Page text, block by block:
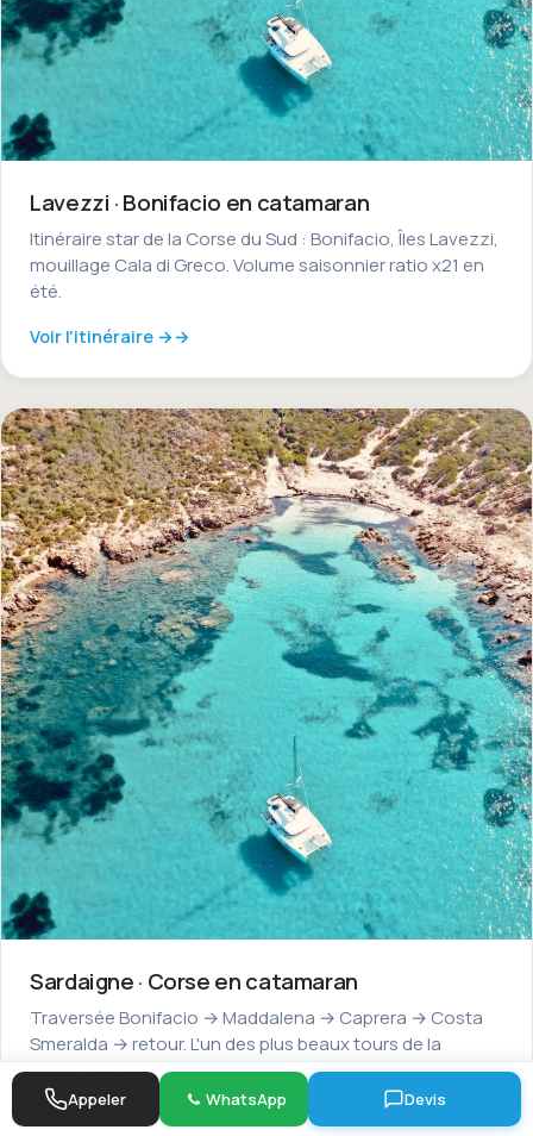
Lavezzi · Bonifacio en catamaran
Itinéraire star de la Corse du Sud : Bonifacio, Îles Lavezzi,
mouillage Cala di Greco. Volume saisonnier ratio x21 en
été.
Voir l'itinéraire →
Sardaigne · Corse en catamaran
Traversée Bonifacio → Maddalena → Caprera → Costa
Smeralda → retour. L'un des plus beaux tours de la
Méditerranée.
Voir l'itinéraire →
Appeler WhatsApp Devis